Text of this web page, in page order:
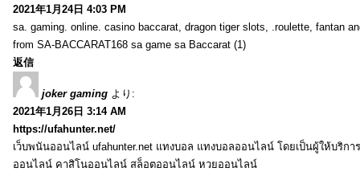
2021年1月24日 4:03 PM
sa. gaming. online. casino baccarat, dragon tiger slots, .roulette, fantan
from SA-BACCARAT168 sa game sa Baccarat (1)
返信
joker gaming より:
2021年1月26日 3:14 AM
https://ufahunter.net/
เว็บพนันออนไลน์ ufahunter.net แทงบอล แทงบอลออนไลน์ โดยเป็นผู้ให้บริกา
ออนไลน์ คาสิโนออนไลน์ สล็อตออนไลน์ หวยออนไลน์